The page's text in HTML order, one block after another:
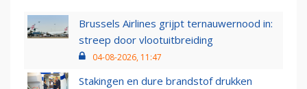
Brussels Airlines grijpt ternauwernood in:
streep door vlootuitbreiding
04-08-2026, 11:47
Stakingen en dure brandstof drukken